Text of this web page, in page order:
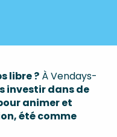
libre ? À Vendays-
investir dans de
animer et
été comme